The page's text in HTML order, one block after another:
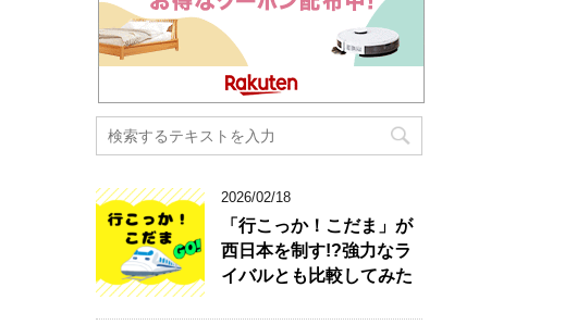
2026/02/18
「行こっか！こだま」が
西日本を制す!?強力なラ
イバルとも比較してみた